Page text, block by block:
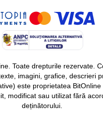
Toate drepturile rezervate.
imagini, grafice, descrieri
este proprietatea BitOnline
modificat sau utilizat fără
deținătorului.